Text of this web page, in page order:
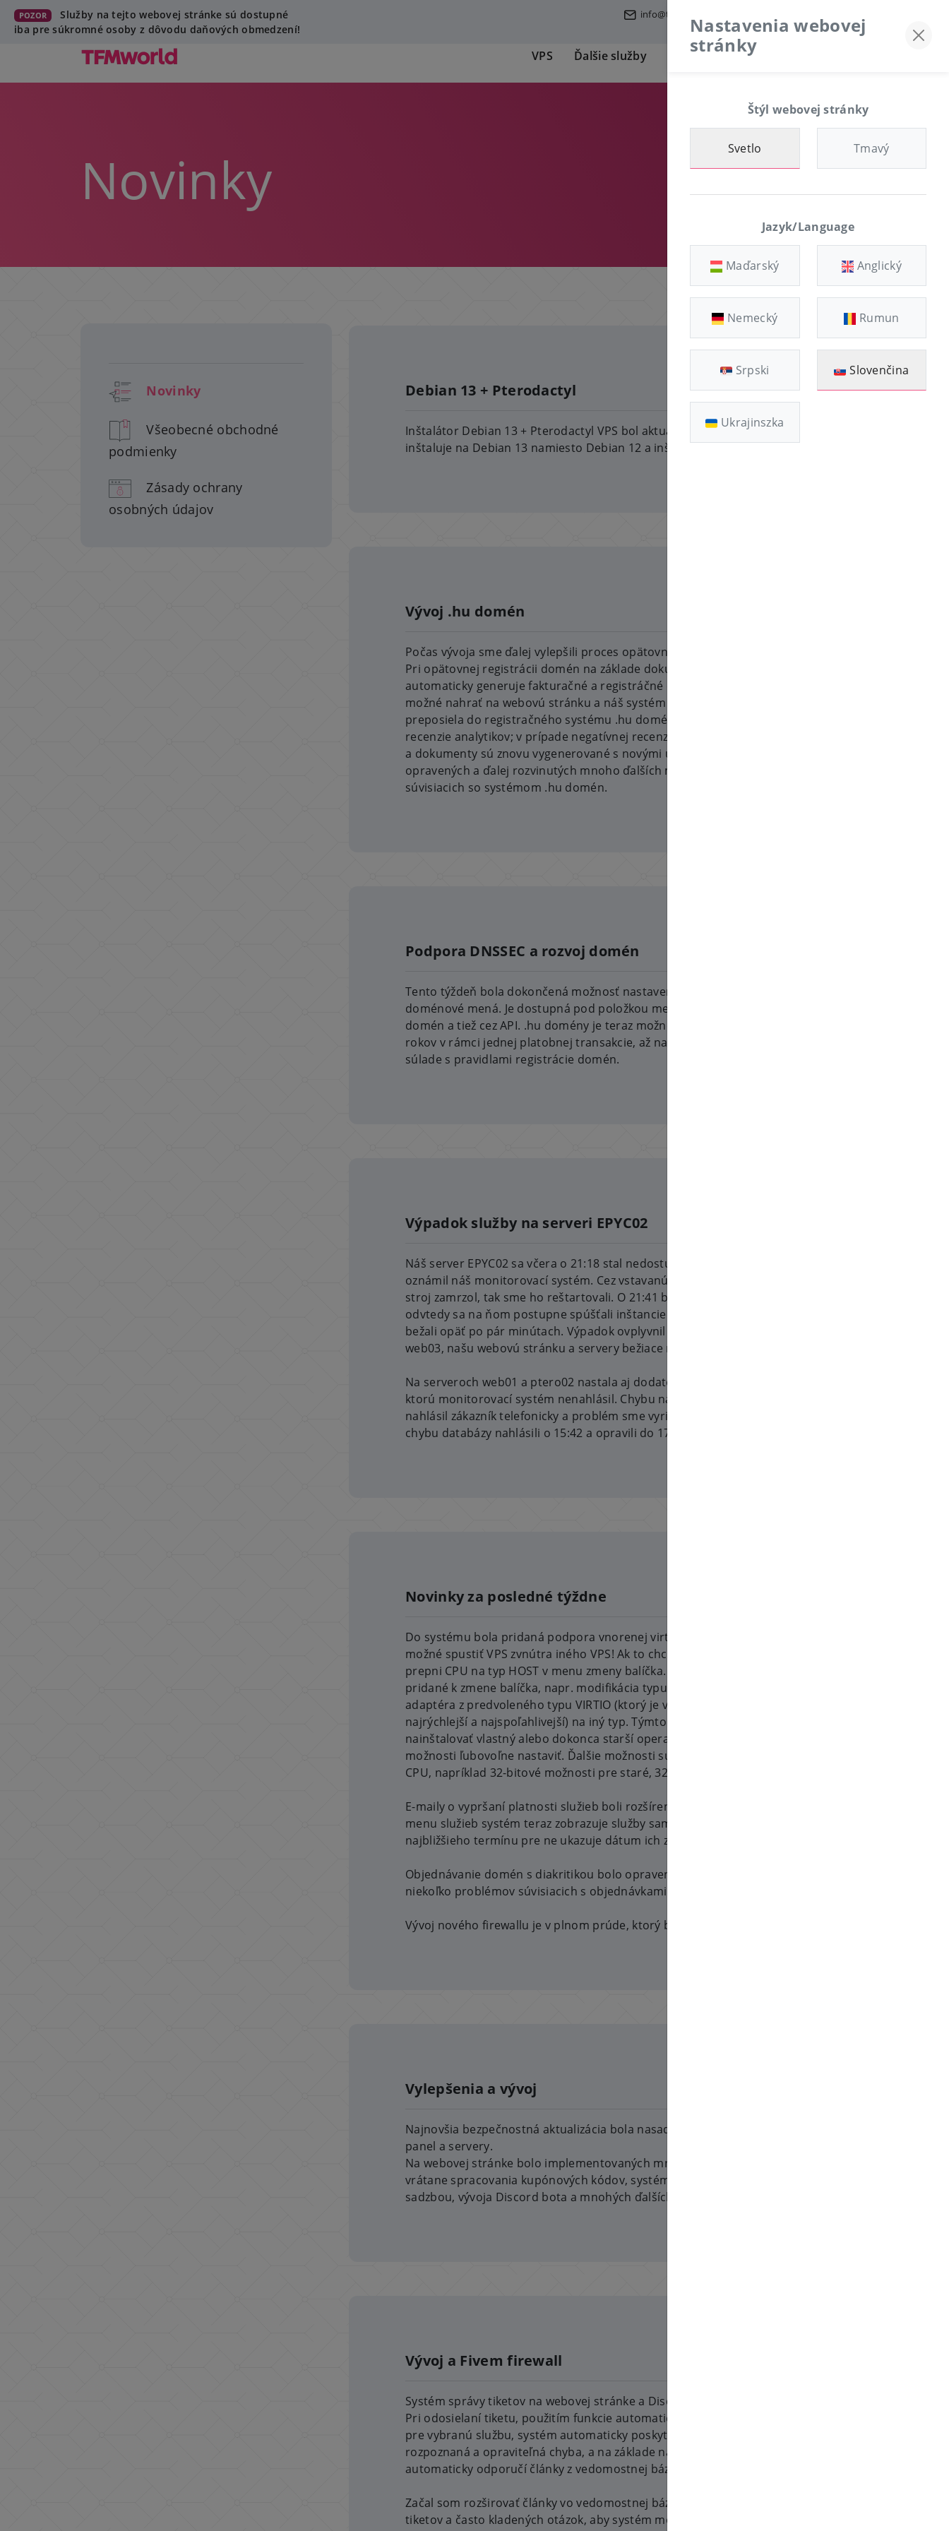
Nastavenia webovej
stránky
Štýl webovej stránky
Svetlo Tmavý
Jazyk/Language
Maďarský Anglický
Nemecký Rumun
Srpski Slovenčina
Ukrajinszka
POZOR
Služby na tejto webovej stránke sú dostupné
iba pre súkromné osoby z dôvodu daňových obmedzení!
info@tfmworld.hu
VPS Ďalšie služby Informácie
Novinky
Novinky
Všeobecné obchodné
podmienky
Zásady ochrany
osobných údajov
Debian 13 + Pterodactyl 2026-08-05
Inštalátor Debian 13 + Pterodactyl VPS bol aktualizovaný; teraz sa
inštaluje na Debian 13 namiesto Debian 12 a inštalácia opäť funguje.
Vývoj .hu domén
Počas vývoja sme ďalej vylepšili proces opätovnej registrácie .hu domén.
Pri opätovnej registrácii domén na základe dokumentov systém
automaticky generuje fakturačné a registráčné dokumenty. Tie je teraz
možné nahrať na webovú stránku a náš systém ich automaticky
preposiela do registračného systému .hu domén. Systém tiež spracováva
recenzie analytikov; v prípade negatívnej recenzie je možné údaje upraviť
a dokumenty sú znovu vygenerované s novými údajmi. Okrem toho bolo
opravených a ďalej rozvinutých mnoho ďalších menších problémov
súvisiacich so systémom .hu domén.
Podpora DNSSEC a rozvoj domén
Tento týždeň bola dokončená možnosť nastavenia DNSSEC pre
doménové mená. Je dostupná pod položkou menu Služby pre správu
domén a tiež cez API. .hu domény je teraz možné obnoviť na niekoľko
rokov v rámci jednej platobnej transakcie, až na 10 rokov dopredu v
súlade s pravidlami registrácie domén.
Výpadok služby na serveri EPYC02
Náš server EPYC02 sa včera o 21:18 stal nedostupným, ako nám to
oznámil náš monitorovací systém. Cez vstavanú konzolu sme zistili, že
stroj zamrzol, tak sme ho reštartovali. O 21:41 bol stroj opäť dostupný a
odvtedy sa na ňom postupne spúšťali inštancie VPS, takže všetky VPS
bežali opäť po pár minútach. Výpadok ovplyvnil webové servery web01,
web03, našu webovú stránku a servery bežiace na ptero02.
Na serveroch web01 a ptero02 nastala aj dodatočná chyba databázy,
ktorú monitorovací systém nenahlásil. Chybu na web01 mi dnes o 06:06
nahlásil zákazník telefonicky a problém sme vyriešili do 06:18. Na ptero02
chybu databázy nahlásili o 15:42 a opravili do 17:35.
Novinky za posledné týždne
Do systému bola pridaná podpora vnorenej virtualizácie, takže je teraz
možné spustiť VPS zvnútra iného VPS! Ak to chceš urobiť, jednoducho
prepni CPU na typ HOST v menu zmeny balíčka. Ďalšie možnosti boli
pridané k zmene balíčka, napr. modifikácia typu SSD a sieťového
adaptéra z predvoleného typu VIRTIO (ktorý je v našom systéme
najrýchlejší a najspoľahlivejší) na iný typ. Týmto spôsobom, ak chceš
nainštalovať vlastný alebo dokonca starší operačný systém, môžeš tieto
možnosti ľubovoľne nastaviť. Ďalšie možnosti sú k dispozícii aj pre typ
CPU, napríklad 32-bitové možnosti pre staré, 32-bitové inštalácie.
E-maily o vypršaní platnosti služieb boli rozšírené o ďalšie informácie a v
menu služieb systém teraz zobrazuje služby samostatne a namiesto
najbližšieho termínu pre ne ukazuje dátum ich zmazania.
Objednávanie domén s diakritikou bolo opravené, rovnako ako aj
niekoľko problémov súvisiacich s objednávkami a obnovami domén.
Vývoj nového firewallu je v plnom prúde, ktorý bude schopný n
Vylepšenia a vývoj
Najnovšia bezpečnostná aktualizácia bola nasadená pre Pterodactyl
panel a servery.
Na webovej stránke bolo implementovaných množstvo opráv chýb,
vrátane spracovania kupónových kódov, systému volaní s prémiovou
sadzbou, vývoja Discord bota a mnohých ďalších vylepšení.
Vývoj a Fivem firewall
Systém správy tiketov na webovej stránke a Discorde bol aktualizovaný.
Pri odosielaní tiketu, použitím funkcie automatického riešenia problémov
pre vybranú službu, systém automaticky poskytne návrhy, ak existuje
rozpoznaná a opraviteľná chyba, a na základe názvu a textu tiketu, systém
automaticky odporučí články z vedomostnej bázy.
Začal som rozširovať články vo vedomostnej báze na základe minulých
tiketov a často kladených otázok, aby systém mohol generovať čo